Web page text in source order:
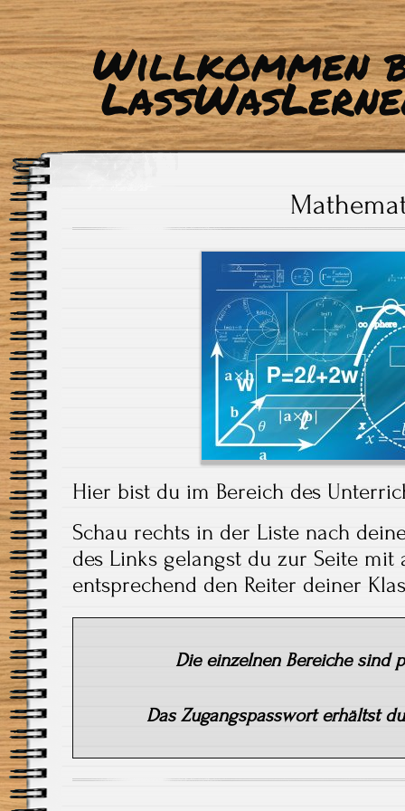
Willkommen
Hier bist du im Bereich des
Schau rechts in der Liste nach
des Links gelangst du zur Seite mit
entsprechend den Reiter deiner
Die einzelnen Bereiche sind
Das Zugangspasswort erhältst